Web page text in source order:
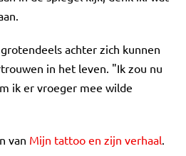
achter zich kunnen
in het leven. "Ik zou nu
ik er vroeger mee wilde
van Mijn tattoo en zijn verhaal.